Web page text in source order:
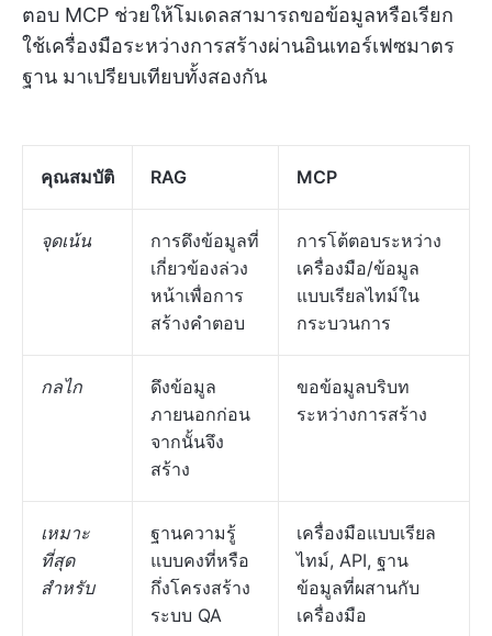
ตอบ MCP ช่วยให้โมเดลสามารถขอข้อมูลหรือเรียก
ใช้เครื่องมือระหว่างการสร้างผ่านอินเทอร์เฟซมาตร
ฐาน มาเปรียบเทียบทั้งสองกัน
คุณสมบัติ RAG MCP
จุดเน้น
การดึงข้อมูลที่
เกี่ยวข้องล่วง
หน้าเพื่อการ
สร้างคำตอบ
การโต้ตอบระหว่าง
เครื่องมือ/ข้อมูล
แบบเรียลไทม์ใน
กระบวนการ
กลไก
ดึงข้อมูล
ภายนอกก่อน
จากนั้นจึง
สร้าง
ขอข้อมูลบริบท
ระหว่างการสร้าง
เหมาะ
ที่สุด
สำหรับ
ฐานความรู้
แบบคงที่หรือ
กึ่งโครงสร้าง
ระบบ QA
เครื่องมือแบบเรียล
ไทม์, API, ฐาน
ข้อมูลที่ผสานกับ
เครื่องมือ